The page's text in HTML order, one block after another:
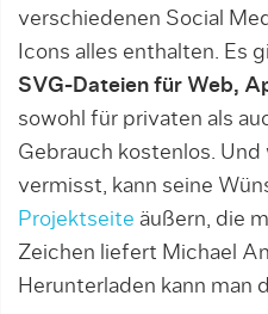
verschiedenen Social
Icons alles enthalten. Es
SVG-Dateien für Web,
sowohl für privaten als
Gebrauch kostenlos.
vermisst, kann seine
Projektseite äußern, die
Zeichen liefert Michael
Herunterladen kann man